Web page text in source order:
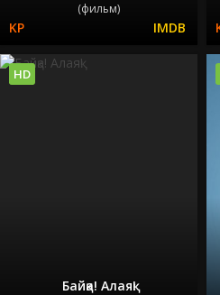
(фильм)
Байқа! Алаяқ!
HD